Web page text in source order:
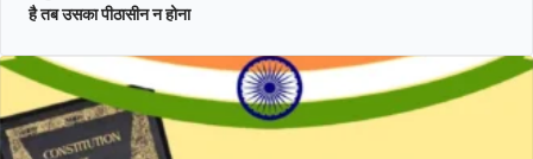
है तब उसका पीठासीन न होना